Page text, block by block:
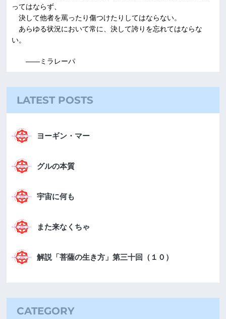
ってはならず、
決して他者を罵ったり傷つけたりしてはならない。
あらゆる状況において常に、決して誇りを忘れてはならな
い。
――ミラレーパ
LATEST POSTS
ヨーギン・マー
グルの本質
宇宙に何も
また来なくちゃ
解説「菩薩の生き方」第三十回（１０）
CATEGORY